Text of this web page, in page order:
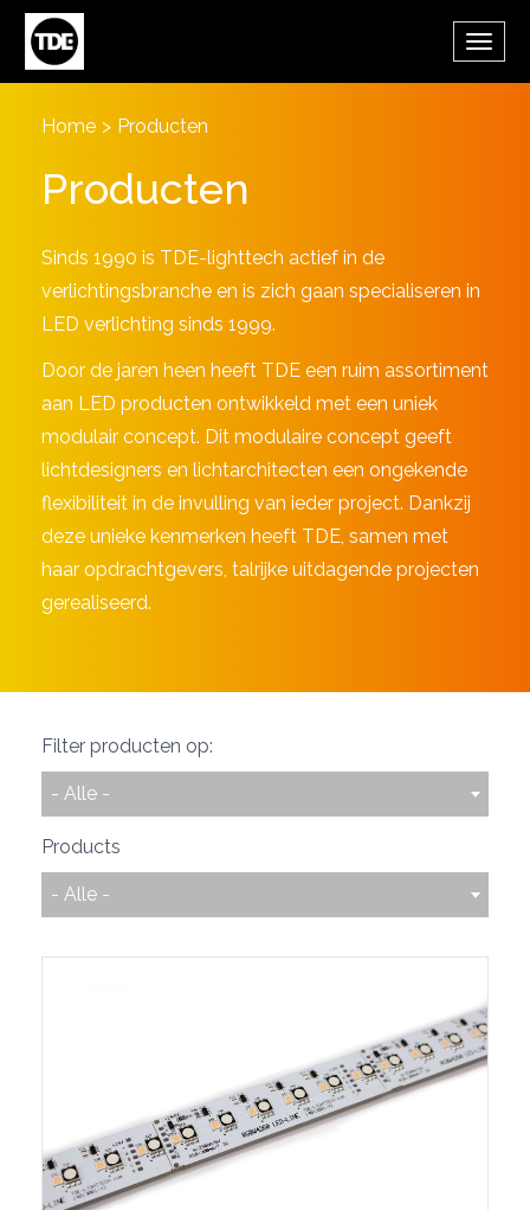
Overslaan en naar de inhoud gaan
Home > Producten
Producten
Sinds 1990 is TDE-lighttech actief in de
verlichtingsbranche en is zich gaan specialiseren in
LED verlichting sinds 1999.
Door de jaren heen heeft TDE een ruim assortiment
aan LED producten ontwikkeld met een uniek
modulair concept. Dit modulaire concept geeft
lichtdesigners en lichtarchitecten een ongekende
flexibiliteit in de invulling van ieder project. Dankzij
deze unieke kenmerken heeft TDE, samen met
haar opdrachtgevers, talrijke uitdagende projecten
gerealiseerd.
Filter producten op:
- Alle -
Products
- Alle -